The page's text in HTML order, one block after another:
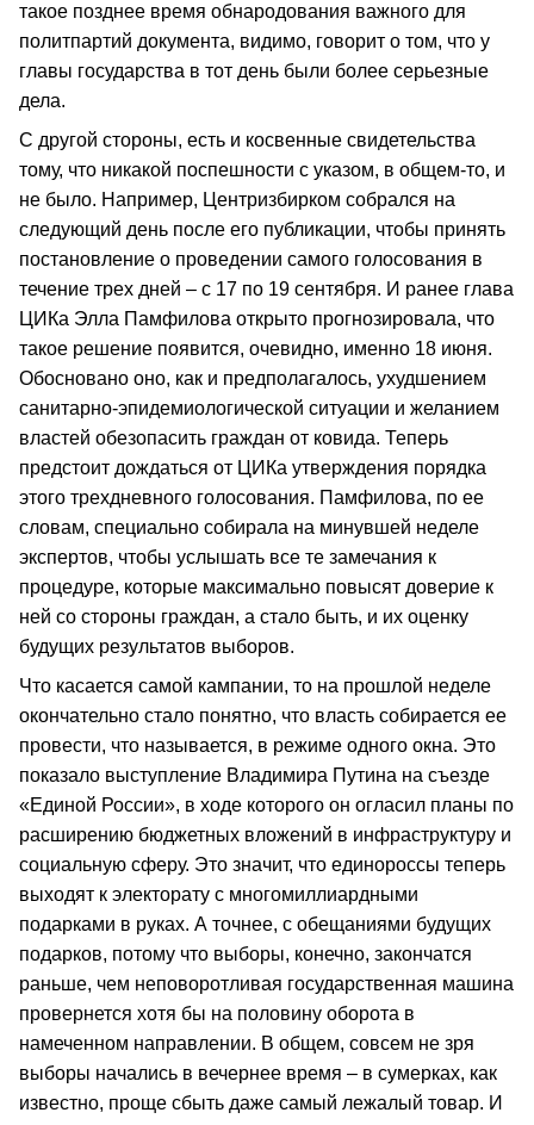
такое позднее время обнародования важного для
политпартий документа, видимо, говорит о том, что у
главы государства в тот день были более серьезные
дела.
С другой стороны, есть и косвенные свидетельства
тому, что никакой поспешности с указом, в общем-то, и
не было. Например, Центризбирком собрался на
следующий день после его публикации, чтобы принять
постановление о проведении самого голосования в
течение трех дней – с 17 по 19 сентября. И ранее глава
ЦИКа Элла Памфилова открыто прогнозировала, что
такое решение появится, очевидно, именно 18 июня.
Обосновано оно, как и предполагалось, ухудшением
санитарно-эпидемиологической ситуации и желанием
властей обезопасить граждан от ковида. Теперь
предстоит дождаться от ЦИКа утверждения порядка
этого трехдневного голосования. Памфилова, по ее
словам, специально собирала на минувшей неделе
экспертов, чтобы услышать все те замечания к
процедуре, которые максимально повысят доверие к
ней со стороны граждан, а стало быть, и их оценку
будущих результатов выборов.
Что касается самой кампании, то на прошлой неделе
окончательно стало понятно, что власть собирается ее
провести, что называется, в режиме одного окна. Это
показало выступление Владимира Путина на съезде
«Единой России», в ходе которого он огласил планы по
расширению бюджетных вложений в инфраструктуру и
социальную сферу. Это значит, что единороссы теперь
выходят к электорату с многомиллиардными
подарками в руках. А точнее, с обещаниями будущих
подарков, потому что выборы, конечно, закончатся
раньше, чем неповоротливая государственная машина
провернется хотя бы на половину оборота в
намеченном направлении. В общем, совсем не зря
выборы начались в вечернее время – в сумерках, как
известно, проще сбыть даже самый лежалый товар. И